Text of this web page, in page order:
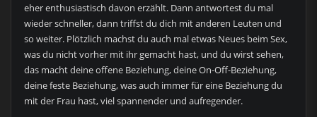
eher enthusiastisch davon erzählt. Dann antwortest du mal
wieder schneller, dann triffst du dich mit anderen Leuten und
so weiter. Plötzlich machst du auch mal etwas Neues beim Sex,
was du nicht vorher mit ihr gemacht hast, und du wirst sehen,
das macht deine offene Beziehung, deine On-Off-Beziehung,
deine feste Beziehung, was auch immer für eine Beziehung du
mit der Frau hast, viel spannender und aufregender.